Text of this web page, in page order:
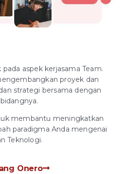
aspek kerjasama Team.
proyek dan
strategi bersama dengan
membantu meningkatkan
paradigma Anda mengenai
Teknologi.
Onero